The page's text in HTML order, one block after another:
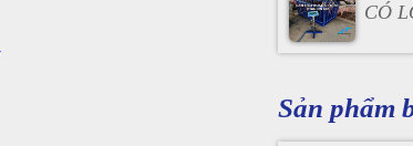
CÓ
Sản phẩm